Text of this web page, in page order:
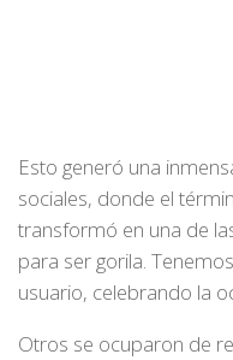
Esto generó una
sociales, donde el
transformó en una de
para ser gorila.
usuario, celebrando la
Otros se ocuparon de